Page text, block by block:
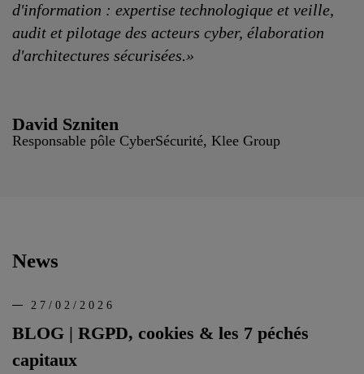
d'information : expertise technologique et veille,
audit et pilotage des acteurs cyber, élaboration
d'architectures sécurisées.»
David Szniten
Responsable pôle CyberSécurité, Klee Group
News
BLOG | RGPD, cookies & les 7 péchés
capitaux
27/02/2026